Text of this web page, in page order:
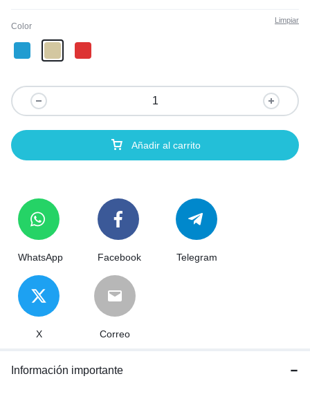
Color
Limpiar
Añadir al carrito
WhatsApp Facebook Telegram
X Correo
Información importante